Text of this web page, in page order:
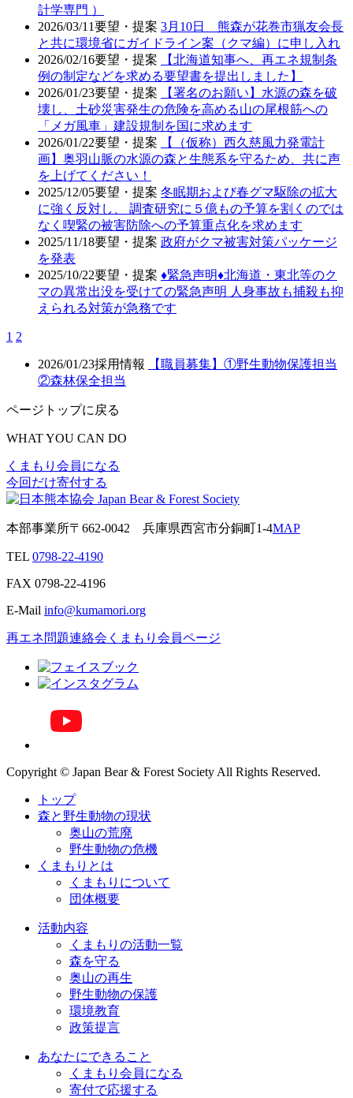
計学専門 ）
2026/03/11要望・提案 3月10日 熊森が花巻市猟友会長
と共に環境省にガイドライン案（クマ編）に申し入れ
2026/02/16要望・提案
【北海道知事へ、再エネ規制条
例の制定などを求める要望書を提出しました】
2026/01/23要望・提案
【署名のお願い】水源の森を破
壊し、土砂災害発生の危険を高める山の尾根筋への
「メガ風車」建設規制を国に求めます
2026/01/22要望・提案
【（仮称）西久慈風力発電計
画】奥羽山脈の水源の森と生態系を守るため、共に声
を上げてください！
2025/12/05要望・提案 冬眠期および春グマ駆除の拡大
に強く反対し、 調査研究に５億もの予算を割くのでは
なく喫緊の被害防除への予算重点化を求めます
2025/11/18要望・提案 政府がクマ被害対策パッケージ
を発表
2025/10/22要望・提案 ♦️緊急声明♦️北海道・東北等のク
マの異常出没を受けての緊急声明 人身事故も捕殺も抑
えられる対策が急務です
1 2
2026/01/23採用情報
【職員募集】①野生動物保護担当
②森林保全担当
ページトップに戻る
WHAT YOU CAN DO
くまもり会員になる
今回だけ寄付する
本部事業所〒662-0042 兵庫県西宮市分銅町1-4MAP
TEL 0798-22-4190
FAX 0798-22-4196
E-Mail info@kumamori.org
再エネ問題連絡会 くまもり会員ページ
Copyright © Japan Bear & Forest Society All Rights Reserved.
トップ
森と野生動物の現状
奥山の荒廃
野生動物の危機
くまもりとは
くまもりについて
団体概要
活動内容
くまもりの活動一覧
森を守る
奥山の再生
野生動物の保護
環境教育
政策提言
あなたにできること
くまもり会員になる
寄付で応援する